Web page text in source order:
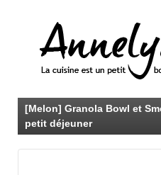
[Melon] Granola Bowl et
petit déjeuner